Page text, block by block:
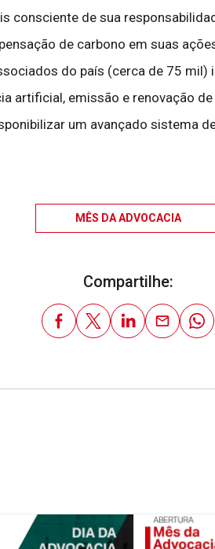
consciente de sua
de carbono em suas
do país (cerca de 75
artificial, emissão e renovação
um avançado sistema
MÊS DA ADVOCACIA
Compartilhe: